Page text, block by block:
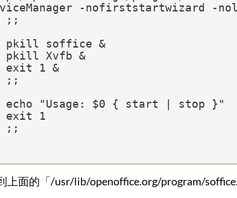
-nofirststartwizard -
上面的「/usr/lib/openoffice.org/program/